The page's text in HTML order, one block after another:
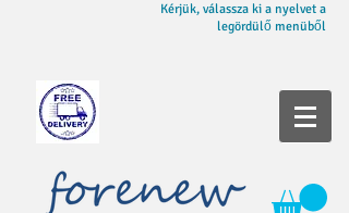
Kérjük, válassza ki a nyelvet a
legördülő menüből